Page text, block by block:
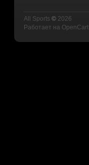
All Sports © 2026
Работает на OpenCart